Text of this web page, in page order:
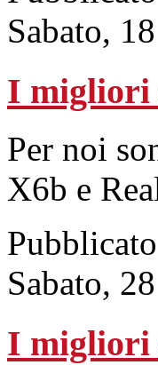
Sabato,
I migliori
Per noi
X6b e
Sabato,
I migliori